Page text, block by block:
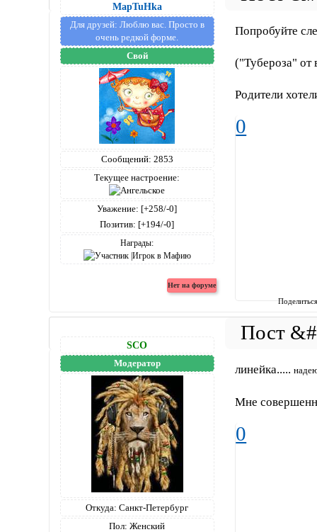
MapTuHka
Для друзей: Люблю вас. Просто в
очень редкой форме.
Свой
Сообщений: 2853
Текущее настроение:
Уважение: [+258/-0]
Позитив: [+194/-0]
Награды:
Попробуйте
("Тубероза" от
Родители
0
SCO
Модератор
Откуда: Санкт-Петербург
Пол: Женский
линейка.....
Мне
0